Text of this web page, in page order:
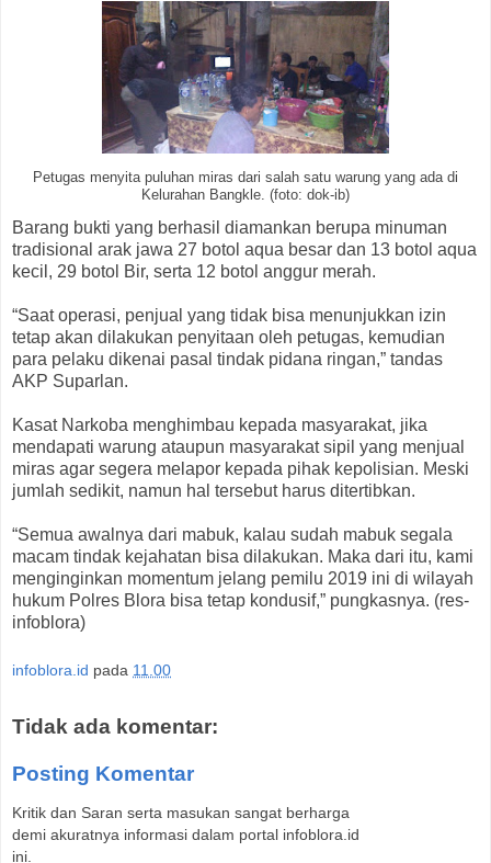
Petugas menyita puluhan miras dari salah satu warung yang ada di
Kelurahan Bangkle. (foto: dok-ib)
Barang bukti yang berhasil diamankan berupa minuman
tradisional arak jawa 27 botol aqua besar dan 13 botol aqua
kecil, 29 botol Bir, serta 12 botol anggur merah.
“Saat operasi, penjual yang tidak bisa menunjukkan izin
tetap akan dilakukan penyitaan oleh petugas, kemudian
para pelaku dikenai pasal tindak pidana ringan,” tandas
AKP Suparlan.
Kasat Narkoba menghimbau kepada masyarakat, jika
mendapati warung ataupun masyarakat sipil yang menjual
miras agar segera melapor kepada pihak kepolisian. Meski
jumlah sedikit, namun hal tersebut harus ditertibkan.
“Semua awalnya dari mabuk, kalau sudah mabuk segala
macam tindak kejahatan bisa dilakukan. Maka dari itu, kami
menginginkan momentum jelang pemilu 2019 ini di wilayah
hukum Polres Blora bisa tetap kondusif,” pungkasnya. (res-
infoblora)
infoblora.id pada 11.00
Tidak ada komentar:
Posting Komentar
Kritik dan Saran serta masukan sangat berharga
demi akuratnya informasi dalam portal infoblora.id
ini.